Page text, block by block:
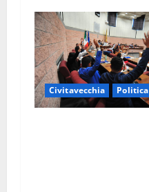
Civitavecchia Politica